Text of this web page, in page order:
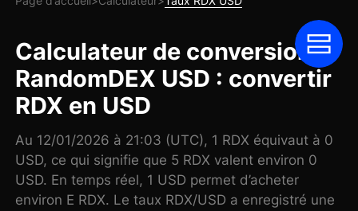
Calculateur de conversion
RandomDEX USD : convertir
RDX en USD
Au 12/01/2026 à 21:03 (UTC), 1 RDX équivaut à 0
USD, ce qui signifie que 5 RDX valent environ 0
USD. En temps réel, 1 USD permet d’acheter
environ E RDX. Le taux RDX/USD a enregistré une